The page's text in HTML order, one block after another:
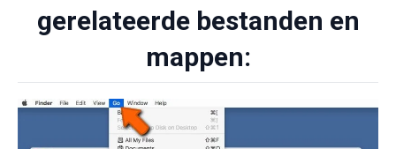
gerelateerde bestanden en
mappen: